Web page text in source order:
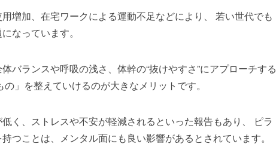
増加、在宅ワークによる運動不足などにより、 若い世代でも
なっています。
バランスや呼吸の浅さ、体幹の“抜けやすさ”にアプローチする
」を整えていけるのが大きなメリットです。
く、ストレスや不安が軽減されるといった報告もあり、 ピラ
つことは、メンタル面にも良い影響があるとされています。